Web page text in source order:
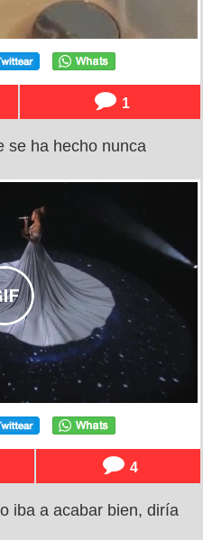
1
se ha hecho nunca
4
iba a acabar bien, diría